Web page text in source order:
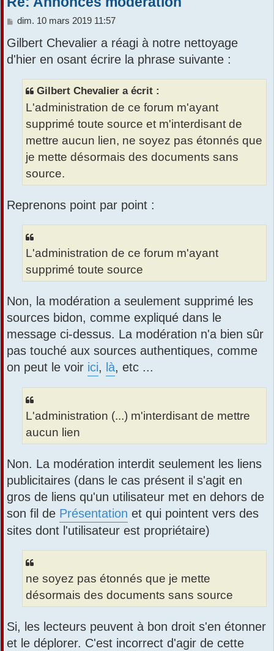
M
s
s
a
dim. 10 mars 2019 11:57
Gilbert Chevalier a réagi à notre nettoyage
d'hier en osant écrire la phrase suivante :
Gilbert Chevalier a écrit :
L'administration de ce forum m'ayant
supprimé toute source et m'interdisant de
mettre aucun lien, ne soyez pas étonnés que
je mette désormais des documents sans
source.
Reprenons point par point :
L'administration de ce forum m'ayant
supprimé toute source
Non, la modération a seulement supprimé les
sources bidon, comme expliqué dans le
message ci-dessus. La modération n'a bien sûr
pas touché aux sources authentiques, comme
on peut le voir ici, là, etc ...
L'administration (...) m'interdisant de mettre
aucun lien
Non. La modération interdit seulement les liens
publicitaires (dans le cas présent il s'agit en
gros de liens qu'un utilisateur met en dehors de
son fil de Présentation et qui pointent vers des
sites dont l'utilisateur est propriétaire)
ne soyez pas étonnés que je mette
désormais des documents sans source
Si, les lecteurs peuvent à bon droit s'en étonner
et le déplorer. C'est incorrect d'agir de cette